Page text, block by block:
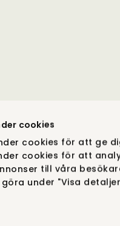
cookies
cookies för att ge
cookies för att
till våra
under "Visa